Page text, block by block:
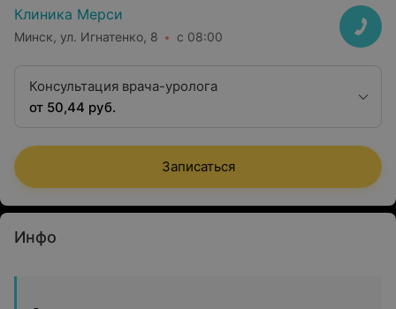
Клиника Мерси
Минск, ул. Игнатенко, 8 с 08:00
Консультация врача-уролога
от 50,44 руб.
Записаться
Инфо